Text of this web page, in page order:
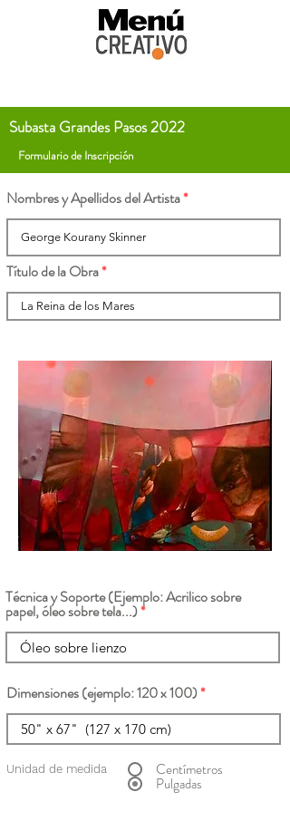
Subasta Grandes Pasos 2022
Formulario de Inscripción
Nombres y Apellidos del Artista
Título de la Obra
Técnica y Soporte (Ejemplo: Acrilico sobre
papel, óleo sobre tela...)
Dimensiones (ejemplo: 120 x 100)
Unidad de medida Centímetros
Pulgadas